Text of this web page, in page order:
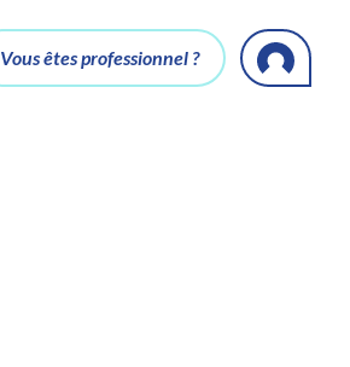
Vous êtes professionnel ?